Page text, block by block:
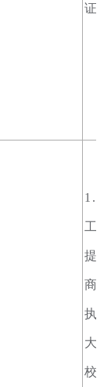
证”
1.
工
提
商
执
大
校